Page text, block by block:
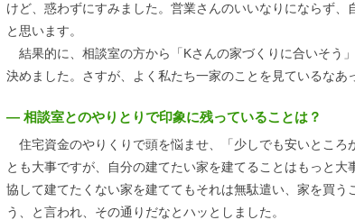
けど、惑わずにすみました。営業さんのいいなりにならず
と思います。
結果的に、相談室の方から「Kさんの家づくりに合いそう
決めました。さすが、よく私たち一家のことを見ているなあ
― 相談室とのやりとりで印象に残っていることは？
住宅資金のやりくりで頭を悩ませ、「少しでも安いところ
とも大事ですが、自分の建てたい家を建てることはもっと
協して建てたくない家を建ててもそれは無駄遣い、家を買う
う、と言われ、その通りだなとハッとしました。